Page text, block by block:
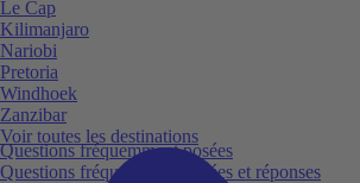
Questions fréquemment posées
Questions fréquemment posées et réponses
Le Cap
Kilimanjaro
Nariobi
Pretoria
Windhoek
Zanzibar
Voir toutes les destinations